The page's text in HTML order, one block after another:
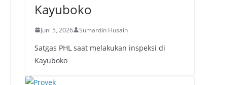
Kayuboko
Juni 5, 2026 Sumardin Husain
Satgas PHL saat melakukan inspeksi di
Kayuboko